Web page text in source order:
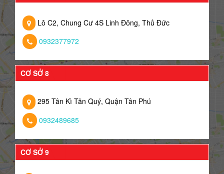
Lô C2, Chung Cư 4S Linh Đông, Thủ Đức
0932377972
CƠ SỞ 8
295 Tân Kì Tân Quý, Quận Tân Phú
0932489685
CƠ SỞ 9